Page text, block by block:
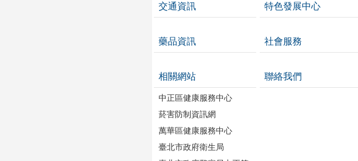
交通資訊 特色發展中心
藥品資訊 社會服務
相關網站
中正區健康服務中心
菸害防制資訊網
萬華區健康服務中心
臺北市政府衛生局
聯絡我們